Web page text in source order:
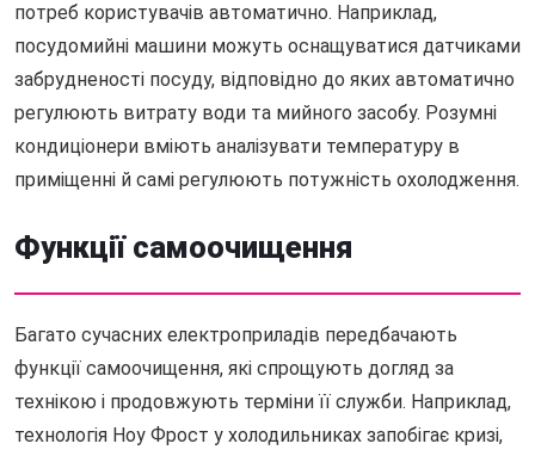
потреб користувачів автоматично. Наприклад,
посудомийні машини можуть оснащуватися датчиками
забрудненості посуду, відповідно до яких автоматично
регулюють витрату води та мийного засобу. Розумні
кондиціонери вміють аналізувати температуру в
приміщенні й самі регулюють потужність охолодження.
Функції самоочищення
Багато сучасних електроприладів передбачають
функції самоочищення, які спрощують догляд за
технікою і продовжують терміни її служби. Наприклад,
технологія Ноу Фрост у холодильниках запобігає кризі,